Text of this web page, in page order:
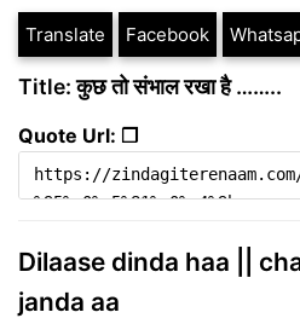
Translate Facebook
Title: कुछ तो संभाल रखा है ……..
Quote Url: ❐
Dilaase dinda haa ||
janda aa